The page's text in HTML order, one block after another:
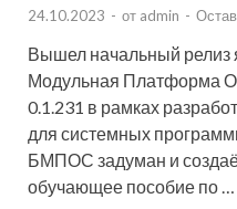
24.10.2023 - от admin -
Вышел начальный
Модульная Платформа
0.1.231 в рамках
для системных
БМПОС задуман и
обучающее пособие по …